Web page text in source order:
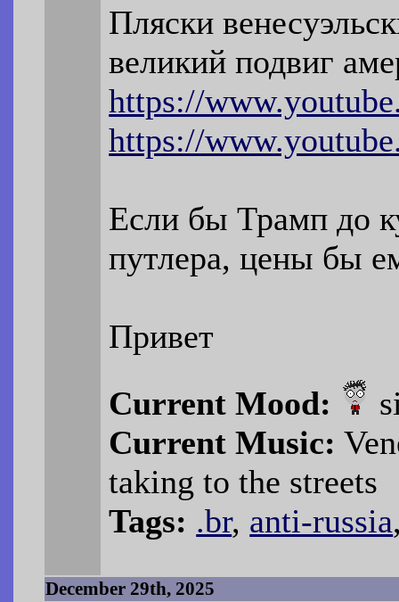
Пляски
великий подвиг
https://
https://
Если бы Трамп до
путлера, цены бы
Привет
Current Mood:
Current Music:
taking to the streets
Tags: .br, anti-russia
December 29th, 2025